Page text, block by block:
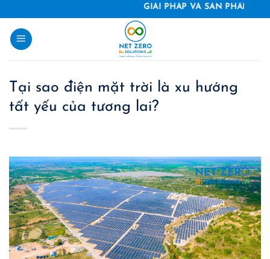
content
GIẢI PHÁP VÀ SẢN PHẨM TIẾT KIỆM
Tại sao điện mặt trời là xu hướng
tất yếu của tương lai?